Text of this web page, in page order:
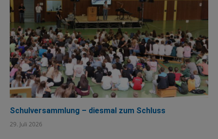
Schulversammlung – diesmal zum Schluss
29. Juli 2026